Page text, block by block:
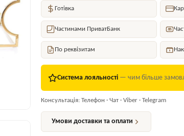
Готівка
Частинами ПриватБанк
По реквізитам
Система лояльності — чим більше
Консультація: Телефон · Чат · Viber · Telegram
Умови доставки та оплати